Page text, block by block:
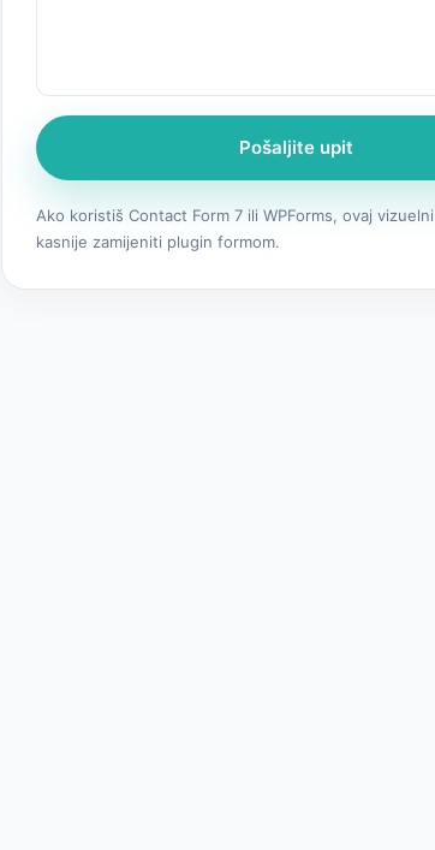
Pošaljite upit
Ako koristiš Contact Form 7 ili WPForms, ovaj
kasnije zamijeniti plugin formom.